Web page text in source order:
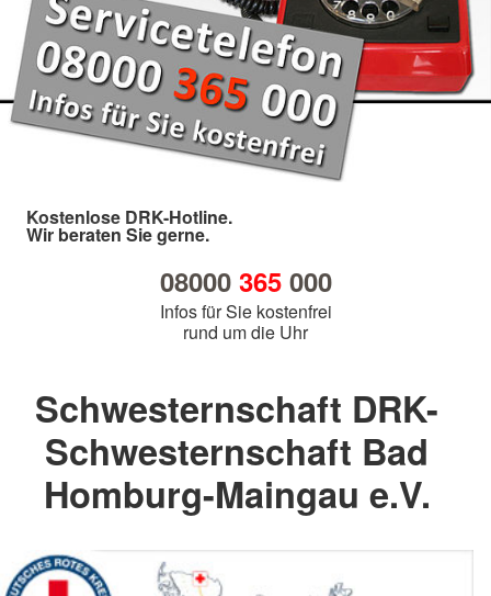
Kostenlose DRK-Hotline.
Wir beraten Sie gerne.
08000 365000
Infos für Sie kostenfrei
rund um die Uhr
Schwesternschaft DRK-
Schwesternschaft Bad
Homburg-Maingau e.V.